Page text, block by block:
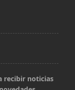
recibir noticias